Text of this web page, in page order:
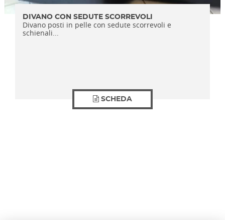
DIVANO CON SEDUTE SCORREVOLI
Divano posti in pelle con sedute scorrevoli e
schienali...
SCHEDA